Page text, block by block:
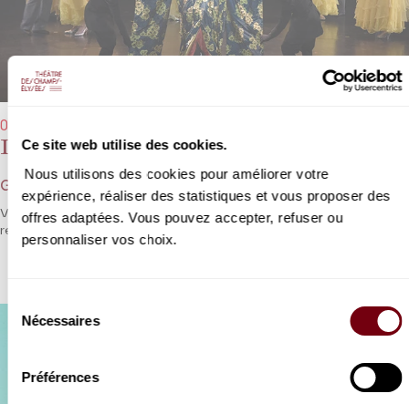
Ce site web utilise des cookies.
Nous utilisons des cookies pour améliorer votre
expérience, réaliser des statistiques et vous proposer des
offres adaptées. Vous pouvez accepter, refuser ou
personnaliser vos choix.
Sélection
Nécessaires
Préférences
Le Ballet royal de la Nuit
07/10/2020 → 09/10/2020 - 19h30
Grand Divertissement pour le jeune Roi Soleil
Véritable « cabinet de curiosités », cette féerie baroque
reconstitue l’une des fêtes mythiques de la cour de Louis XIV.